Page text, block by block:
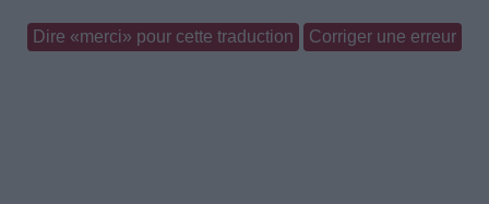
Dire «merci» pour cette traduction Corriger une erreur